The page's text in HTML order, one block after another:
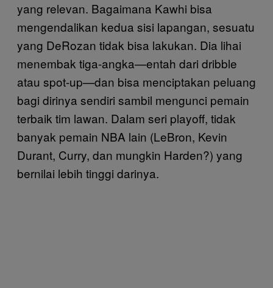
yang relevan. Bagaimana Kawhi bisa
mengendalikan kedua sisi lapangan, sesuatu
yang DeRozan tidak bisa lakukan. Dia lihai
menembak tiga-angka—entah dari dribble
atau spot-up—dan bisa menciptakan peluang
bagi dirinya sendiri sambil mengunci pemain
terbaik tim lawan. Dalam seri playoff, tidak
banyak pemain NBA lain (LeBron, Kevin
Durant, Curry, dan mungkin Harden?) yang
bernilai lebih tinggi darinya.